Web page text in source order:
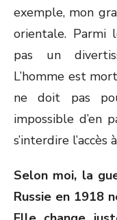
exemple, mon
orientale. Parmi
pas un
L’homme est
ne doit pas
impossible d’en
s’interdire l’accès
Selon moi, la
Russie en 1918